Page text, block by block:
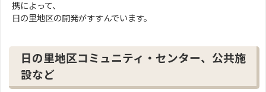
携によって、
日の里地区の開発がすすんでいます。
日の里地区コミュニティ・センター、公共施
設など